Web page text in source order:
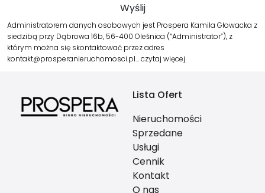
Administratorem danych osobowych jest Prospera Kamila Głowacka z
siedzibą przy Dąbrowa 16b, 56-400 Oleśnica (“Administrator”), z
którym można się skontaktować przez adres
kontakt@prosperanieruchomosci.pl…czytaj więcej
Lista Ofert
Nieruchomości
Sprzedane
Usługi
Cennik
Kontakt
O nas